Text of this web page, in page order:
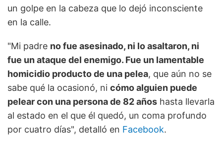
un golpe en la cabeza que lo dejó inconsciente
en la calle.
"Mi padre no fue asesinado, ni lo asaltaron, ni
fue un ataque del enemigo. Fue un lamentable
homicidio producto de una pelea, que aún no se
sabe qué la ocasionó, ni cómo alguien puede
pelear con una persona de 82 años hasta llevarla
al estado en el que él quedó, un coma profundo
por cuatro días", detalló en Facebook.